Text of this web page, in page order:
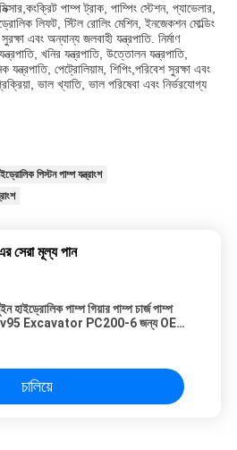
পাম্প ট্রাক, পাম্পিং স্টেশন, প্যাভেলার,
লিফট, স্টিল রোলিং মেশিন, ইনজেকশন মোল্ডিং
এবং অন্যান্য জলবাহী যন্ত্রপাতি. নির্মাণ
যন্ত্রপাতি, খনির যন্ত্রপাতি, উত্তোলন যন্ত্রপাতি,
যন্ত্রপাতি, পেট্রোলিয়াম, শিপিং,পরিবেশ সুরক্ষা এবং
ভাল খ্যাতি, ভাল পরিষেবা এবং নির্ভরযোগ্য
পিস্টন পাম্প যন্ত্রাংশ
সেরা মূল্য পান
হাইড্রোলিক পাম্প গিয়ার পাম্প চার্জ পাম্প
Excavator PC200-6 জন্য OEM
চালিয়ে